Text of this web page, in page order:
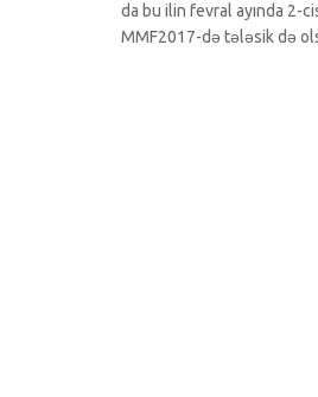
da bu ilin fevral ayında 2-
MMF2017-də tələsik də